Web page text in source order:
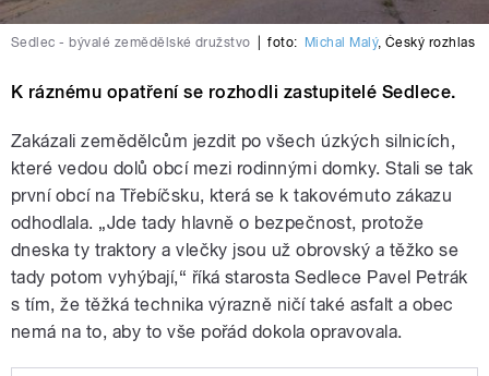
Sedlec - bývalé zemědělské družstvo foto: Michal Malý, Český rozhlas
K ráznému opatření se rozhodli zastupitelé Sedlece.
Zakázali zemědělcům jezdit po všech úzkých silnicích,
které vedou dolů obcí mezi rodinnými domky. Stali se tak
první obcí na Třebíčsku, která se k takovémuto zákazu
odhodlala. „Jde tady hlavně o bezpečnost, protože
dneska ty traktory a vlečky jsou už obrovský a těžko se
tady potom vyhýbají,“ říká starosta Sedlece Pavel Petrák
s tím, že těžká technika výrazně ničí také asfalt a obec
nemá na to, aby to vše pořád dokola opravovala.